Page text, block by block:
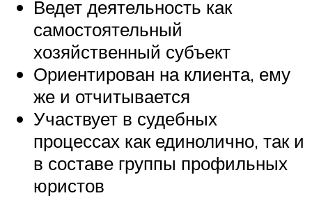
Ведет деятельность как
самостоятельный
хозяйственный субъект
Ориентирован на клиента, ему
же и отчитывается
Участвует в судебных
процессах как единолично, так и
в составе группы профильных
юристов